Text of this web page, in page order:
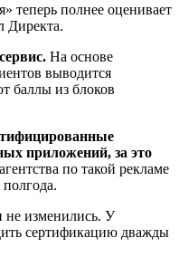
полнее оценивает
Директа.
На основе
выводится
баллы из блоков
приложений, за это
по такой рекламе
не изменились. У
сертификацию дважды